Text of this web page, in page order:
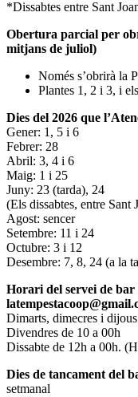
*Dissabtes entre Sant
Obertura parcial per
mitjans de juliol)
Només s’obrirà la
Plantes 1, 2 i 3, i
Dies del 2026 que
Gener: 1, 5 i 6
Febrer: 28
Abril: 3, 4 i 6
Maig: 1 i 25
Juny: 23 (tarda), 24
(Els dissabtes, entre Sant
Agost: sencer
Setembre: 11 i 24
Octubre: 3 i 12
Desembre: 7, 8, 24 (a la
Horari del servei de
Dimarts, dimecres i
Divendres de 10 a 00h
Dissabte de 12h a 00h.
Dies de tancament del
setmanal